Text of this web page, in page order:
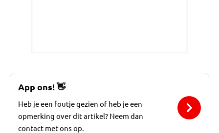
App ons!👋
Heb je een foutje gezien of heb je een
opmerking over dit artikel? Neem dan
contact met ons op.